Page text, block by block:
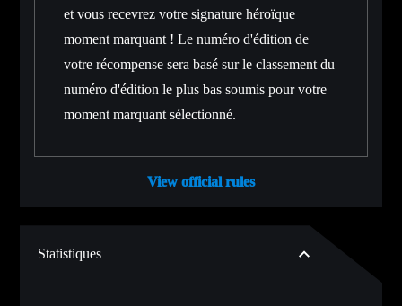
et vous recevrez votre signature héroïque
moment marquant ! Le numéro d'édition de
votre récompense sera basé sur le classement du
numéro d'édition le plus bas soumis pour votre
moment marquant sélectionné.
View official rules
Statistiques